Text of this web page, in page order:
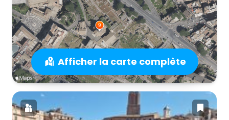
Afficher la carte complète